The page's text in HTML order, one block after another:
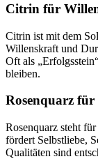
Citrin für
Citrin ist mit dem
Willenskraft und
Oft als
bleiben.
Rosenquarz für
Rosenquarz steht
fördert Selbstliebe,
Qualitäten sind